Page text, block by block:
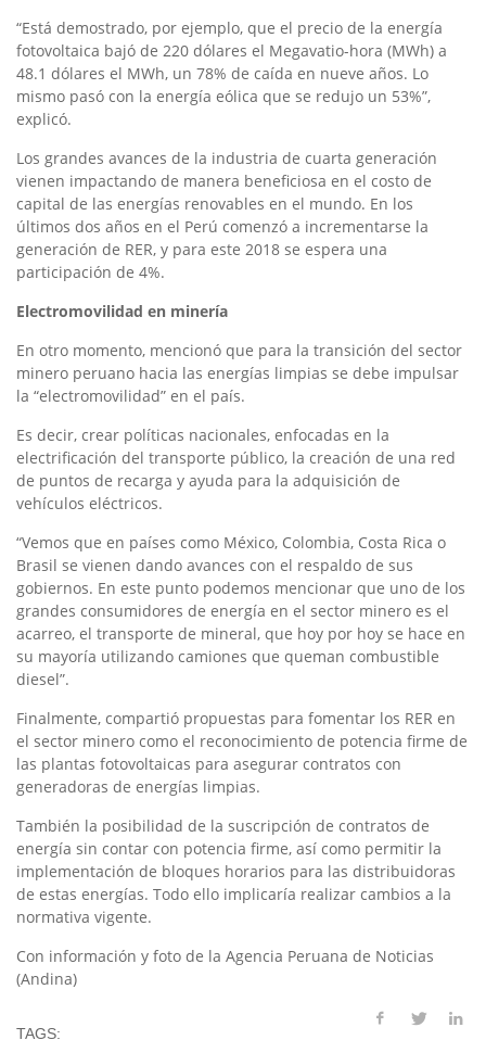
“Está demostrado, por ejemplo, que el precio de la energía
fotovoltaica bajó de 220 dólares el Megavatio-hora (MWh) a
48.1 dólares el MWh, un 78% de caída en nueve años. Lo
mismo pasó con la energía eólica que se redujo un 53%”,
explicó.
Los grandes avances de la industria de cuarta generación
vienen impactando de manera beneficiosa en el costo de
capital de las energías renovables en el mundo. En los
últimos dos años en el Perú comenzó a incrementarse la
generación de RER, y para este 2018 se espera una
participación de 4%.
Electromovilidad en minería
En otro momento, mencionó que para la transición del sector
minero peruano hacia las energías limpias se debe impulsar
la “electromovilidad” en el país.
Es decir, crear políticas nacionales, enfocadas en la
electrificación del transporte público, la creación de una red
de puntos de recarga y ayuda para la adquisición de
vehículos eléctricos.
“Vemos que en países como México, Colombia, Costa Rica o
Brasil se vienen dando avances con el respaldo de sus
gobiernos. En este punto podemos mencionar que uno de los
grandes consumidores de energía en el sector minero es el
acarreo, el transporte de mineral, que hoy por hoy se hace en
su mayoría utilizando camiones que queman combustible
diesel”.
Finalmente, compartió propuestas para fomentar los RER en
el sector minero como el reconocimiento de potencia firme de
las plantas fotovoltaicas para asegurar contratos con
generadoras de energías limpias.
También la posibilidad de la suscripción de contratos de
energía sin contar con potencia firme, así como permitir la
implementación de bloques horarios para las distribuidoras
de estas energías. Todo ello implicaría realizar cambios a la
normativa vigente.
Con información y foto de la Agencia Peruana de Noticias
(Andina)
TAGS: